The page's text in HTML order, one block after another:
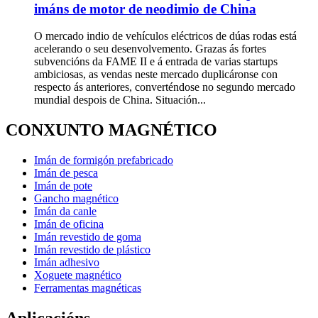
imáns de motor de neodimio de China
O mercado indio de vehículos eléctricos de dúas rodas está
acelerando o seu desenvolvemento. Grazas ás fortes
subvencións da FAME II e á entrada de varias startups
ambiciosas, as vendas neste mercado duplicáronse con
respecto ás anteriores, converténdose no segundo mercado
mundial despois de China. Situación...
CONXUNTO MAGNÉTICO
Imán de formigón prefabricado
Imán de pesca
Imán de pote
Gancho magnético
Imán da canle
Imán de oficina
Imán revestido de goma
Imán revestido de plástico
Imán adhesivo
Xoguete magnético
Ferramentas magnéticas